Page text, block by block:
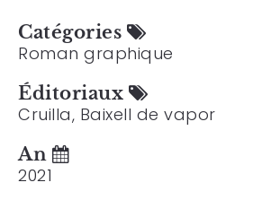
Catégories
Roman graphique
Éditoriaux
Cruilla, Baixell de vapor
An
2021